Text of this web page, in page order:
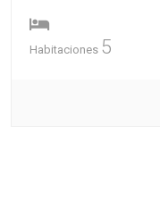
Habitaciones 5